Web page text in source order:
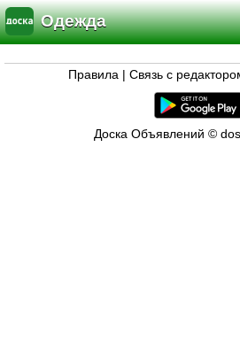
Одежда
Правила Связь с
Доска Объявлений ©